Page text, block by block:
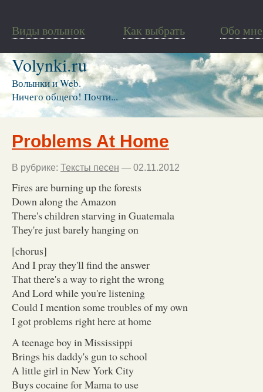
Виды волынок Как выбрать Обо мне
Volynki.ru
Волынки и Web.
Ничего общего! Почти...
Problems At Home
В рубрике: Тексты песен — 02.11.2012
Fires are burning up the forests
Down along the Amazon
There's children starving in Guatemala
They're just barely hanging on
[chorus]
And I pray they'll find the answer
That there's a way to right the wrong
And Lord while you're listening
Could I mention some troubles of my own
I got problems right here at home
A teenage boy in Mississippi
Brings his daddy's gun to school
A little girl in New York City
Buys cocaine for Mama to use